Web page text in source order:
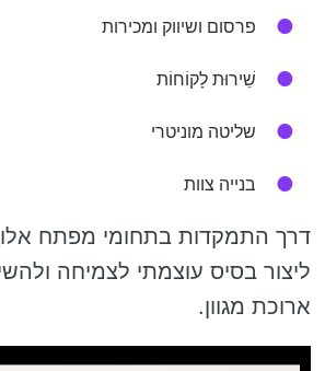
פרסום ושיווק ומכירות
שֵׁירוּת לָקוֹחוֹת
שליטה מוניטרי
בנייה צוות
דרך התמקדות בתחומי מפתח אלו,
ליצור בסיס עוצמתי לצמיחה
ארוכת מגוון.